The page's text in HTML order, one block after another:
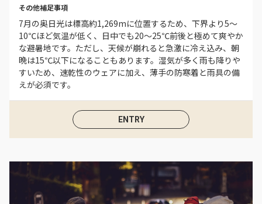
その他補足事項
7月の奥日光は標高約1,269mに位置するため、下界より5〜
10℃ほど気温が低く、日中でも20〜25℃前後と極めて爽やか
な避暑地です。ただし、天候が崩れると急激に冷え込み、朝
晩は15℃以下になることもあります。湿気が多く雨も降りや
すいため、速乾性のウェアに加え、薄手の防寒着と雨具の備
えが必須です。
ENTRY